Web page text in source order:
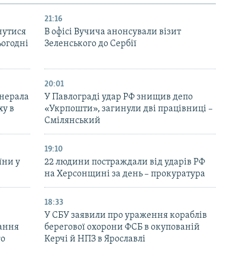
21:16
В офісі Вучича анонсували візит
Зеленського до Сербії
в
20:01
У Павлограді удар РФ знищив депо
«Укрпошти», загинули дві працівниці –
Смілянський
у
19:10
22 людини постраждали від ударів РФ
на Херсонщині за день – прокуратура
18:33
У СБУ заявили про ураження кораблів
берегової охорони ФСБ в окупованій
Керчі й НПЗ в Ярославлі